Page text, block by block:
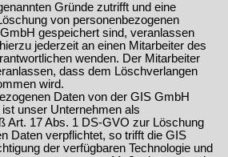
Gründe zutrifft und eine
von personenbezogenen
gespeichert sind, veranlassen
jederzeit an einen Mitarbeiter des
wenden. Der Mitarbeiter
dass dem Löschverlangen
wird.
Daten von der GIS GmbH
unser Unternehmen als
Art. 17 Abs. 1 DS-GVO zur Löschung
Daten verpflichtet, so trifft die GIS
der verfügbaren Technologie und